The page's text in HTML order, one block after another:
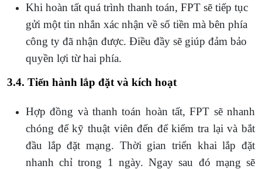
Khi hoàn tất quá trình thanh toán, FPT sẽ tiếp tục
gửi một tin nhắn xác nhận về số tiền mà bên phía
công ty đã nhận được. Điều đầy sẽ giúp đảm bảo
quyền lợi từ hai phía.
3.4. Tiến hành lắp đặt và kích hoạt
Hợp đồng và thanh toán hoàn tất, FPT sẽ nhanh
chóng để kỹ thuật viên đến để kiểm tra lại và bắt
đầu lắp đặt mạng. Thời gian triển khai lắp đặt
nhanh chỉ trong 1 ngày. Ngay sau đó mạng sẽ